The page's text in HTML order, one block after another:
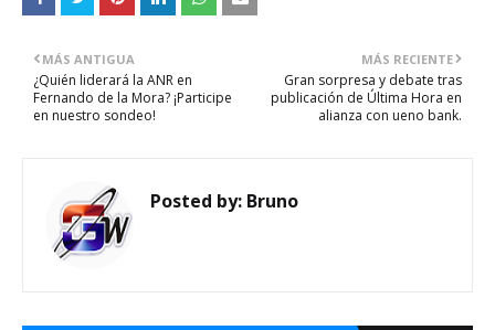
MÁS RECIENTE
Gran sorpresa y debate tras
publicación de Última Hora en
alianza con ueno bank.
MÁS ANTIGUA
¿Quién liderará la ANR en
Fernando de la Mora? ¡Participe
en nuestro sondeo!
Posted by: Bruno